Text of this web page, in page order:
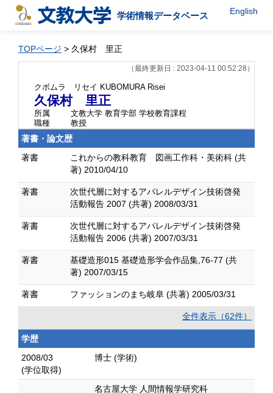
学術情報データベース English
TOPページ > 久保村 里正
（最終更新日 : 2023-04-11 00:52:28）
クボムラ リセイ KUBOMURA Risei
久保村 里正
所属
文教大学 教育学部 学校教育課程
職種
教授
著書・論文歴
著書
これからの教科教育 図画工作科・美術科 (共
著) 2010/04/10
著書
次世代層に対するアパレルデザイン技術啓発
活動報告 2007 (共著) 2008/03/31
著書
次世代層に対するアパレルデザイン技術啓発
活動報告 2006 (共著) 2007/03/31
著書
基礎造形015 基礎造形学会作品集,76-77 (共
著) 2007/03/15
著書 ファッションのまち岐阜 (共著) 2005/03/31
全件表示（62件）
学歴
2008/03
(学位取得)
博士 (学術)
名古屋大学 人間情報学研究科